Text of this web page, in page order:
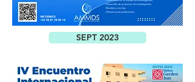
SEPT 2023